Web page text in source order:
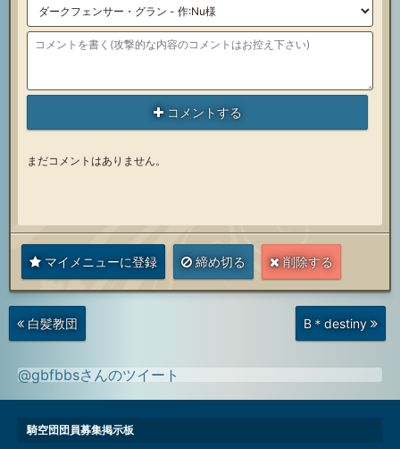
コメントする
まだコメントはありません。
マイメニューに登録 締め切る 削除する
次
の
投
白髪教団
前
の
投
B＊destiny
@gbfbbsさんのツイート
騎空団団員募集掲示板